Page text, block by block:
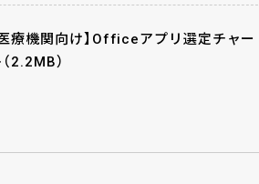
医療機関向け】Officeアプリ選定チャー
（2.2MB）